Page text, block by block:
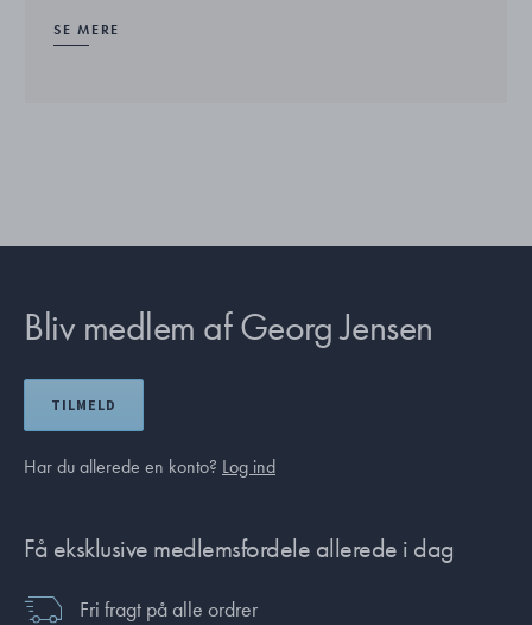
SE MERE
Bliv medlem af Georg Jensen
TILMELD
Har du allerede en konto? Log ind
Få eksklusive medlemsfordele allerede i dag
Fri fragt på alle ordrer